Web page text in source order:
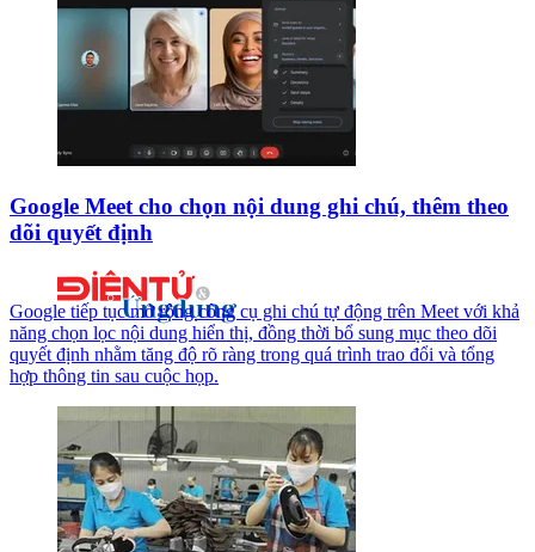
Google Meet cho chọn nội dung ghi chú, thêm theo
dõi quyết định
Google tiếp tục mở rộng công cụ ghi chú tự động trên Meet với khả
năng chọn lọc nội dung hiển thị, đồng thời bổ sung mục theo dõi
quyết định nhằm tăng độ rõ ràng trong quá trình trao đổi và tổng
hợp thông tin sau cuộc họp.